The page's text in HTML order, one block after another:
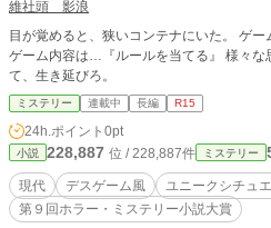
維社頭 影浪
目が覚めると、狭いコンテナにいた。 ゲ
ゲーム内容は…『ルールを当てる』 様々な
て、生き延びろ。
ミステリー 連載中 長編 R15
24h.ポイント 0pt
小説 228,887 位 / 228,887件 ミステリー
現代 デスゲーム風 ユニークシチュ
第９回ホラー・ミステリー小説大賞